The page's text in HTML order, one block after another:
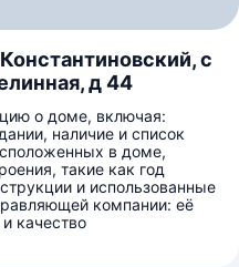
с
д 44
о доме, включая:
наличие и список
в доме,
такие как год
и использованные
компании: её
качество